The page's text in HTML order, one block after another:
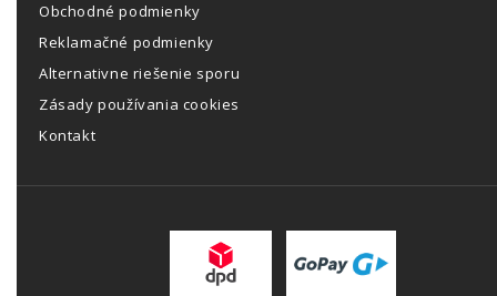
Obchodné podmienky
Reklamačné podmienky
Alternativne riešenie sporu
Zásady používania cookies
Kontakt